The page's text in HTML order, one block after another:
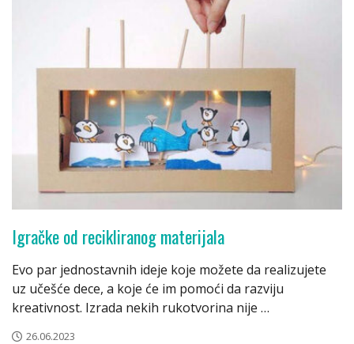
Igračke od recikliranog materijala
Evo par jednostavnih ideje koje možete da realizujete
uz učešće dece, a koje će im pomoći da razviju
kreativnost. Izrada nekih rukotvorina nije …
26.06.2023